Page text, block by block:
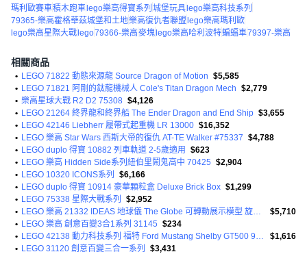
瑪利歐賽車積木跑車 lego樂高得寶系列 城堡玩具 lego樂高科技系列
79365-樂高霍格華茲城堡和土地樂高復仇者聯盟 lego樂高瑪利歐
lego樂高星際大戰 lego79366-樂高麥塊 lego樂高哈利波特蝙蝠車79397-樂高
相關商品
• LEGO 71822 動態來源龍 Source Dragon of Motion $5,585
• LEGO 71821 阿剛的鈦龍機械人 Cole's Titan Dragon Mech $2,779
• 樂高星球大戰 R2 D2 75308 $4,126
• LEGO 21264 終界龍和終界船 The Ender Dragon and End Ship $3,655
• LEGO 42146 Liebherr 履帶式起重機 LR 13000 $16,352
• LEGO 樂高 Star Wars 西斯大帝的復仇 AT-TE Walker #75337 $4,788
• LEGO duplo 得寶 10882 列車軌道 2-5歲適用
$623
• LEGO 樂高 Hidden Side系列紐伯里鬧鬼高中 70425 $2,904
• LEGO 10320 ICONS系列
$6,166
• LEGO duplo 得寶 10914 豪華顆粒盒 Deluxe Brick Box $1,299
• LEGO 75338 星際大戰系列
$2,952
•
LEGO 樂高 21332 IDEAS 地球儀 The Globe 可轉動展示模型 旋轉細節 地圖仿真設計 夜光裝飾 2585片
$5,710
• LEGO 樂高 創意百變3合1系列 31145 $234
•
LEGO 42138 動力科技系列 福特 Ford Mustang Shelby GT500 9歲以上
$1,616
• LEGO 31120 創意百變三合一系列 $3,431